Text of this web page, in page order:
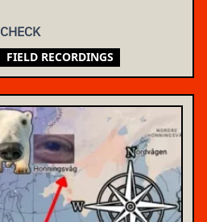
FIELD RECORDINGS